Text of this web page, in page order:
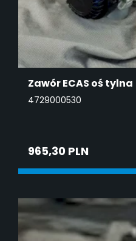
Zawór ECAS oś tylna
4729000530
965,30 PLN